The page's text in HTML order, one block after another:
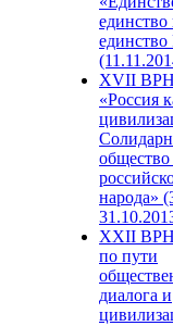
единство
единство
XVII
«Россия
народа»
XXII
по пути
диалога и